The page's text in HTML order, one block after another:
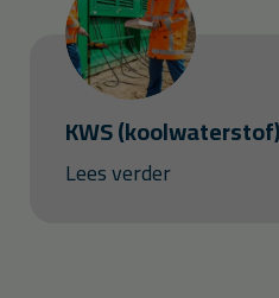
KWS
Lees verder